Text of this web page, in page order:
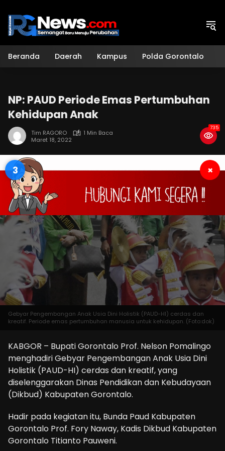
konten
Beranda Daerah Kampus Polda Gorontalo
NP: PAUD Periode Emas Pertumbuhan
Kehidupan Anak
Tim RAGORO
1 Min Baca
Maret 18, 2022
735
2 ×
Gebyar Pengembangan Anak Usia Dini Holistik (PAUD-HI) cerdas dan
kreatif. Periode emas pertumbuhan manusia untuk kehidupan. (Foto:dok)
KABGOR – Bupati Gorontalo Prof. Nelson Pomalingo
menghadiri Gebyar Pengembangan Anak Usia Dini
Holistik (PAUD-HI) cerdas dan kreatif, yang
diselenggarakan Dinas Pendidikan dan Kebudayaan
(Dikbud) Kabupaten Gorontalo.
Hadir pada kegiatan itu, Bunda Paud Kabupaten
Gorontalo Prof. Fory Naway, Kadis Dikbud Kabupaten
Gorontalo Titianto Pauweni.